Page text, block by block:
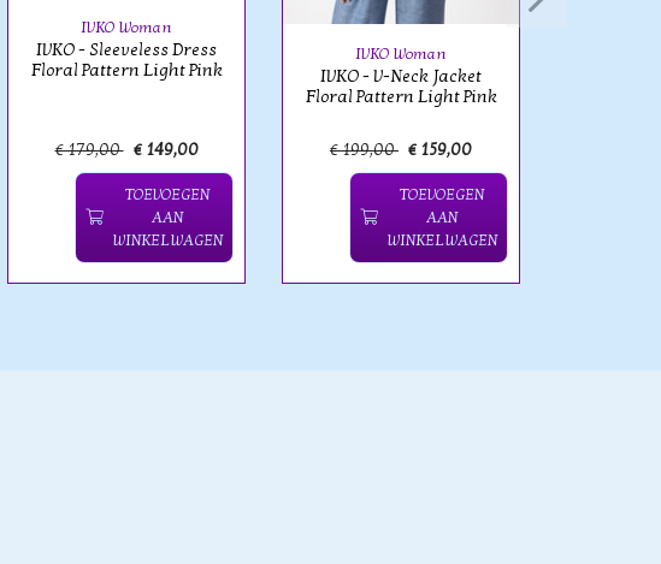
IVKO Woman
IVKO - Sleeveless Dress
Floral Pattern Light Pink
€ 179,00 € 149,00
TOEVOEGEN
AAN
WINKELWAGEN
IVKO Woman
IVKO - V-Neck Jacket
Floral Pattern Light Pink
€ 199,00 € 159,00
TOEVOEGEN
AAN
WINKELWAGEN